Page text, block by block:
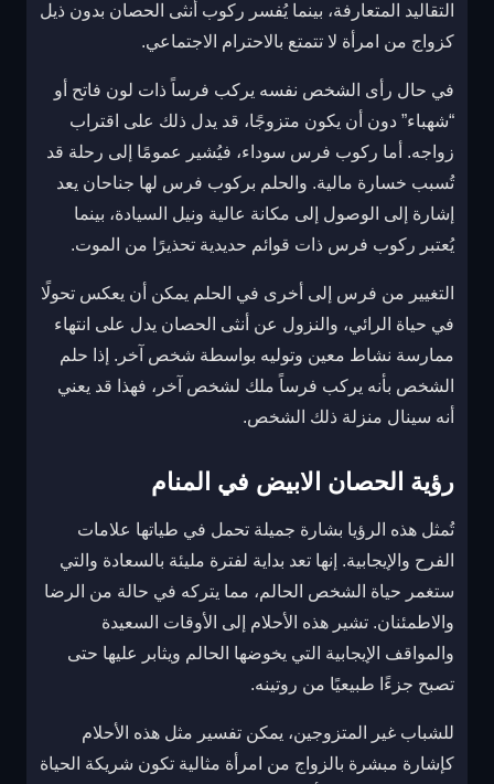
التقاليد المتعارفة، بينما يُفسر ركوب أنثى الحصان بدون ذيل
كزواج من امرأة لا تتمتع بالاحترام الاجتماعي.
في حال رأى الشخص نفسه يركب فرساً ذات لون فاتح أو
“شهباء” دون أن يكون متزوجًا، قد يدل ذلك على اقتراب
زواجه. أما ركوب فرس سوداء، فيُشير عمومًا إلى رحلة قد
تُسبب خسارة مالية. والحلم بركوب فرس لها جناحان يعد
إشارة إلى الوصول إلى مكانة عالية ونيل السيادة، بينما
يُعتبر ركوب فرس ذات قوائم حديدية تحذيرًا من الموت.
التغيير من فرس إلى أخرى في الحلم يمكن أن يعكس تحولًا
في حياة الرائي، والنزول عن أنثى الحصان يدل على انتهاء
ممارسة نشاط معين وتوليه بواسطة شخص آخر. إذا حلم
الشخص بأنه يركب فرساً ملك لشخص آخر، فهذا قد يعني
أنه سينال منزلة ذلك الشخص.
رؤية الحصان الابيض في المنام
تُمثل هذه الرؤيا بشارة جميلة تحمل في طياتها علامات
الفرح والإيجابية. إنها تعد بداية لفترة مليئة بالسعادة والتي
ستغمر حياة الشخص الحالم، مما يتركه في حالة من الرضا
والاطمئنان. تشير هذه الأحلام إلى الأوقات السعيدة
والمواقف الإيجابية التي يخوضها الحالم ويثابر عليها حتى
تصبح جزءًا طبيعيًا من روتينه.
للشباب غير المتزوجين، يمكن تفسير مثل هذه الأحلام
كإشارة مبشرة بالزواج من امرأة مثالية تكون شريكة الحياة